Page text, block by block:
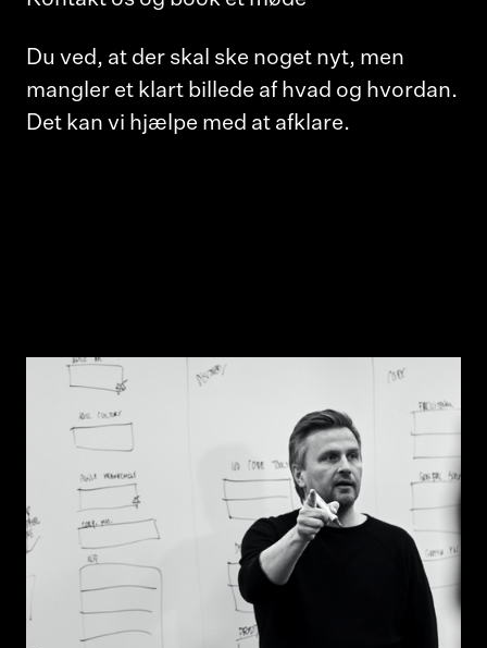
Du ved, at der skal ske noget nyt, men
mangler et klart billede af hvad og hvordan.
Det kan vi hjælpe med at afklare.